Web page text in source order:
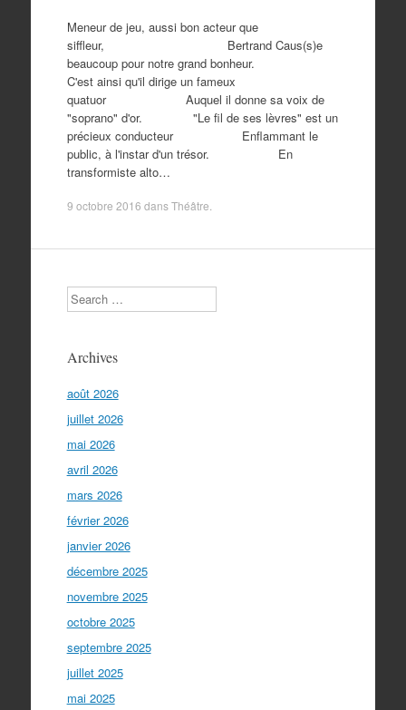
Meneur de jeu, aussi bon acteur que
siffleur, Bertrand Caus(s)e
beaucoup pour notre grand bonheur.
C'est ainsi qu'il dirige un fameux
quatuor Auquel il donne sa voix de
"soprano" d'or. "Le fil de ses lèvres" est un
précieux conducteur Enflammant le
public, à l'instar d'un trésor. En
transformiste alto…
9 octobre 2016 dansThéâtre
Search
Archives
août 2026
juillet 2026
mai 2026
avril 2026
mars 2026
février 2026
janvier 2026
décembre 2025
novembre 2025
octobre 2025
septembre 2025
juillet 2025
mai 2025